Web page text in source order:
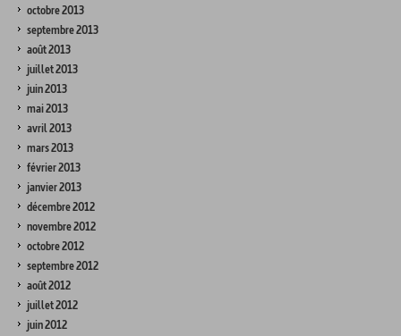
octobre 2013
septembre 2013
août 2013
juillet 2013
juin 2013
mai 2013
avril 2013
mars 2013
février 2013
janvier 2013
décembre 2012
novembre 2012
octobre 2012
septembre 2012
août 2012
juillet 2012
juin 2012